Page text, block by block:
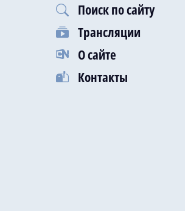
Поиск по сайту
Трансляции
О сайте
Контакты